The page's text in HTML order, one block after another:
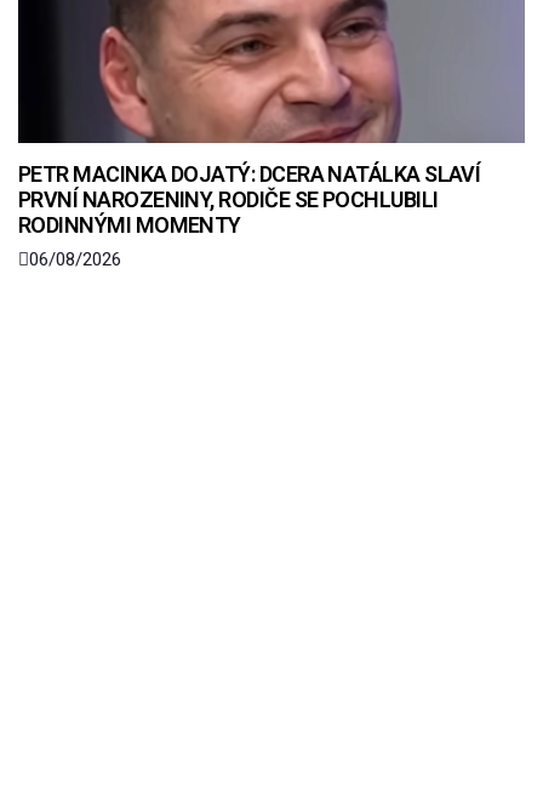
PETR MACINKA DOJATÝ: DCERA NATÁLKA SLAVÍ
PRVNÍ NAROZENINY, RODIČE SE POCHLUBILI
RODINNÝMI MOMENTY
06/08/2026